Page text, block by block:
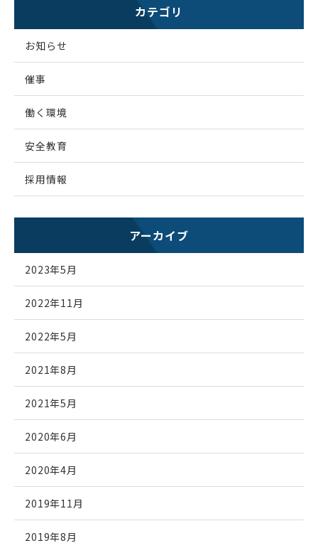
カテゴリ
お知らせ
催事
働く環境
安全教育
採用情報
アーカイブ
2023年5月
2022年11月
2022年5月
2021年8月
2021年5月
2020年6月
2020年4月
2019年11月
2019年8月